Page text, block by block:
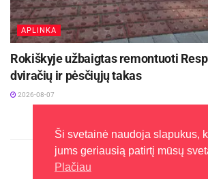
APLINKA
Rokiškyje užbaigtas remontuoti
dviračių ir pėsčiųjų takas
2026-08-07
Ši svetainė naudoja slapukus,
jums geriausią patirtį mūsų
Plačiau